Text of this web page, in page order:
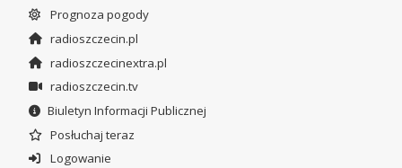
Prognoza pogody
radioszczecin.pl
radioszczecinextra.pl
radioszczecin.tv
Biuletyn Informacji Publicznej
Posłuchaj teraz
Logowanie